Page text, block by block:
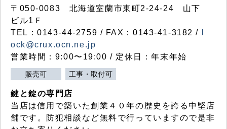
〒050-0083 北海道室蘭市東町2-24-24 山下
ビル1Ｆ
TEL：0143-44-2759 / FAX：0143-41-3182 /
ock@crux.ocn.ne.jp
営業時間：9:00〜19:00 / 定休日：年末年始
販売可 工事・取付可
鍵と錠の専門店
当店は信用で築いた創業４０年の歴史を誇る中堅店
舗です。防犯相談など無料で行っていますので是非